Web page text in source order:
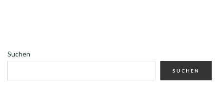
Suchen
SUCHEN